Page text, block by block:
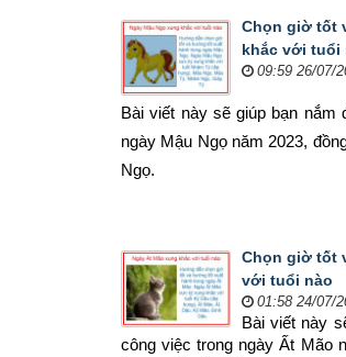
Chọn giờ tốt
khắc với tuổi
09:59 26/07/
Bài viết này sẽ giúp bạn
ngày Mậu Ngọ năm 2023,
Ngọ.
Chọn giờ tốt
với tuổi nào
01:58 24/07/
Bài viết này
công việc trong ngày Ất Mão